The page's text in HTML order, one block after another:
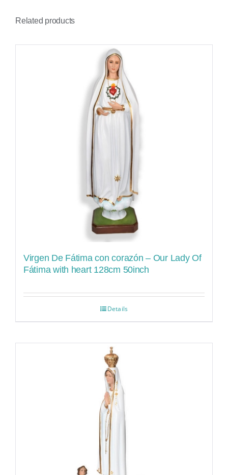
Related products
Virgen De Fátima con corazón – Our Lady Of
Fátima with heart 128cm 50inch
Details